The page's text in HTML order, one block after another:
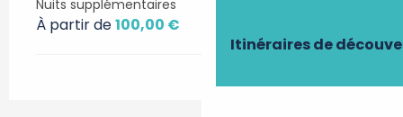
Itinéraires de
Nuits supplémentaires
À partir de100,00 €